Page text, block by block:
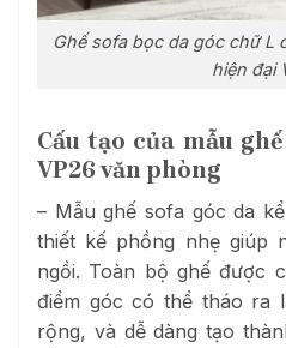
Ghế sofa bọc da góc chữ L
hiện đại
Cấu tạo của mẫu
VP26 văn phòng
– Mẫu ghế sofa góc da
thiết kế phồng nhẹ giúp
ngồi. Toàn bộ ghế được
điểm góc có thể tháo ra
rộng, và dễ dàng tạo